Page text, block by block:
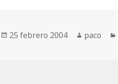
Publicado
25 febrero 2004 Autor
paco